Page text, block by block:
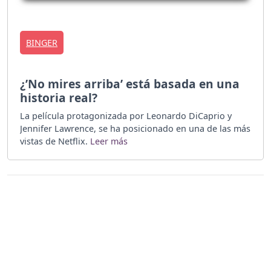
BINGER
¿’No mires arriba’ está basada en una
historia real?
La película protagonizada por Leonardo DiCaprio y
Jennifer Lawrence, se ha posicionado en una de las más
vistas de Netflix.